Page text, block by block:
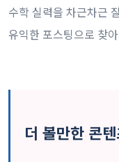
수학 실력을 차근차근
유익한 포스팅으로 찾
더 볼만한 콘